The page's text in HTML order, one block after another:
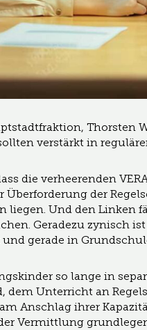
Thorsten
verstärkt in
die verheerenden
Überforderung der
Und den Linken
Geradezu zynisch ist
gerade in
so lange in
dem Unterricht an
Anschlag ihrer
Vermittlung